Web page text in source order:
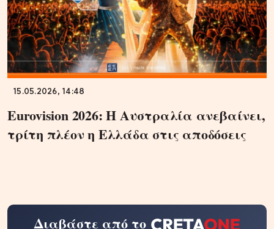
15.05.2026, 14:48
Eurovision 2026: Η Αυστραλία ανεβαίνει,
τρίτη πλέον η Ελλάδα στις αποδόσεις
Διαβάστε από το